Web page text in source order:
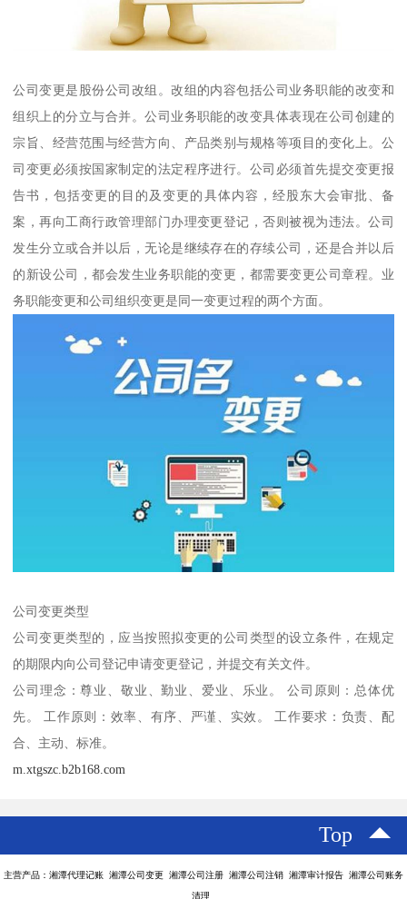
公司变更是股份公司改组。改组的内容包括公司业务职能的改变和
组织上的分立与合并。公司业务职能的改变具体表现在公司创建的
宗旨、经营范围与经营方向、产品类别与规格等项目的变化上。公
司变更必须按国家制定的法定程序进行。公司必须首先提交变更报
告书，包括变更的目的及变更的具体内容，经股东大会审批、备
案，再向工商行政管理部门办理变更登记，否则被视为违法。公司
发生分立或合并以后，无论是继续存在的存续公司，还是合并以后
的新设公司，都会发生业务职能的变更，都需要变更公司章程。业
务职能变更和公司组织变更是同一变更过程的两个方面。
公司变更类型
公司变更类型的，应当按照拟变更的公司类型的设立条件，在规定
的期限内向公司登记申请变更登记，并提交有关文件。
公司理念：尊业、敬业、勤业、爱业、乐业。 公司原则：总体优
先。 工作原则：效率、有序、严谨、实效。 工作要求：负责、配
合、主动、标准。
m.xtgszc.b2b168.com
Top
主营产品：湘潭代理记账 湘潭公司变更 湘潭公司注册 湘潭公司注销 湘潭审计报告 湘潭公司账务
清理